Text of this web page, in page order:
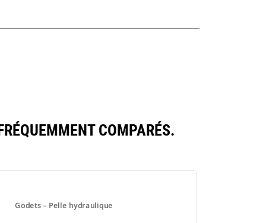
COMPARÉS.
Godets - Pelle hydraulique